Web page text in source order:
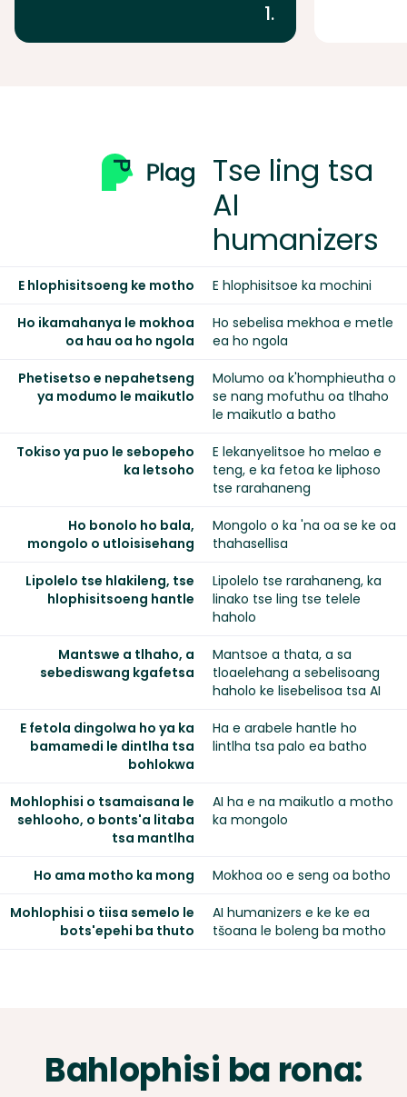
1.
Tse ling tsa
AI
humanizers
E hlophisitsoeng ke motho E hlophisitsoe ka mochini
Ho ikamahanya le mokhoa
oa hau oa ho ngola
Ho sebelisa mekhoa e metle
ea ho ngola
Phetisetso e nepahetseng
ya modumo le maikutlo
Molumo oa k'homphieutha o
se nang mofuthu oa tlhaho
le maikutlo a batho
Tokiso ya puo le sebopeho
ka letsoho
E lekanyelitsoe ho melao e
teng, e ka fetoa ke liphoso
tse rarahaneng
Ho bonolo ho bala,
mongolo o utloisisehang
Mongolo o ka 'na oa se ke oa
thahasellisa
Lipolelo tse hlakileng, tse
hlophisitsoeng hantle
Lipolelo tse rarahaneng, ka
linako tse ling tse telele
haholo
Mantswe a tlhaho, a
sebediswang kgafetsa
Mantsoe a thata, a sa
tloaelehang a sebelisoang
haholo ke lisebelisoa tsa AI
E fetola dingolwa ho ya ka
bamamedi le dintlha tsa
bohlokwa
Ha e arabele hantle ho
lintlha tsa palo ea batho
Mohlophisi o tsamaisana le
sehlooho, o bonts'a litaba
tsa mantlha
AI ha e na maikutlo a motho
ka mongolo
Ho ama motho ka mong Mokhoa oo e seng oa botho
Mohlophisi o tiisa semelo le
bots'epehi ba thuto
AI humanizers e ke ke ea
tšoana le boleng ba motho
Bahlophisi ba rona: